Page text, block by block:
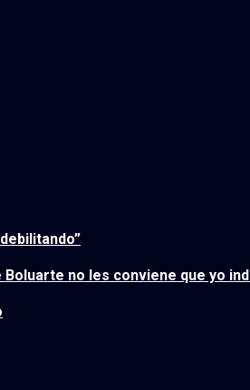
no les conviene que yo